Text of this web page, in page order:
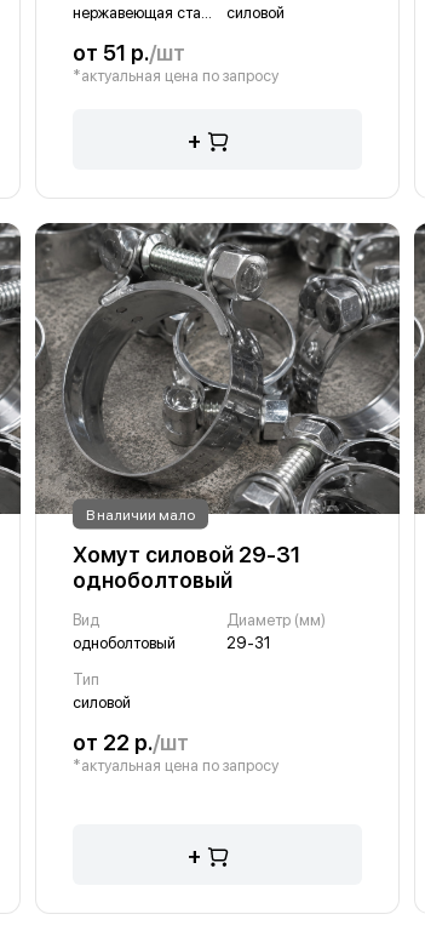
нержавеющая сталь
силовой
от 51 р./шт
*актуальная цена по запросу
+
В наличии мало
Хомут силовой 29-31
одноболтовый
Вид
одноболтовый
Диаметр (мм)
29-31
Тип
силовой
от 22 р./шт
*актуальная цена по запросу
+